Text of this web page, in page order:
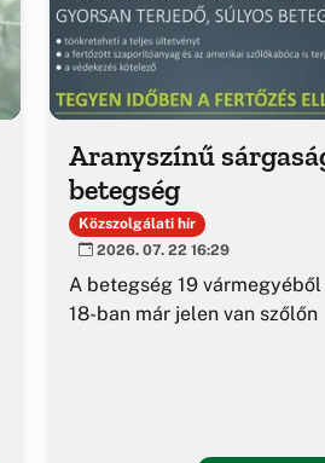
Aranyszínű
betegség
Közszolgálati hír
2026. 07. 22 16:29
A betegség 19 vármegyéből
18-ban már jelen van szőlőn